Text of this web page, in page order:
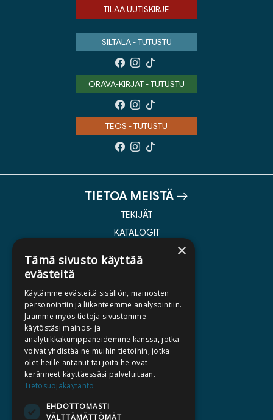
TILAA UUTISKIRJE
SILTALA - TUTUSTU
ORAVA-KIRJAT - TUTUSTU
TEOS - TUTUSTU
TIETOA MEISTÄ
TEKIJÄT
KATALOGIT
KIRJA TILAUSTYÖNÄ
MEDIALLE
LASKUTUSOSOITTEET
SILTALA.FI
ENNAKKOTILATTAVAT
×
Tämä sivusto käyttää
evästeitä
Käytämme evästeitä sisällön, mainosten
personointiin ja liikenteemme analysointiin.
Jaamme myös tietoja sivustomme
käytöstäsi mainos- ja
analytiikkakumppaneidemme kanssa, jotka
voivat yhdistää ne muihin tietoihin, jotka
olet heille antanut tai joita he ovat
keränneet käyttäessäsi palveluitaan.
Tietosuojakäytäntö
EHDOTTOMASTI
VÄLTTÄMÄTTÖMÄT